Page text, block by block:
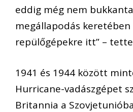
eddig még nem
megállapodás
repülőgépekre itt” –
1941 és 1944 között
Hurricane-vadászgépet
Britannia a